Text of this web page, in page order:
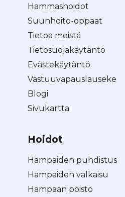
Hammashoidot
Suunhoito-oppaat
Tietoa meistä
Tietosuojakäytäntö
Evästekäytäntö
Vastuuvapauslauseke
Blogi
Sivukartta
Hoidot
Hampaiden puhdistus
Hampaiden valkaisu
Hampaan poisto